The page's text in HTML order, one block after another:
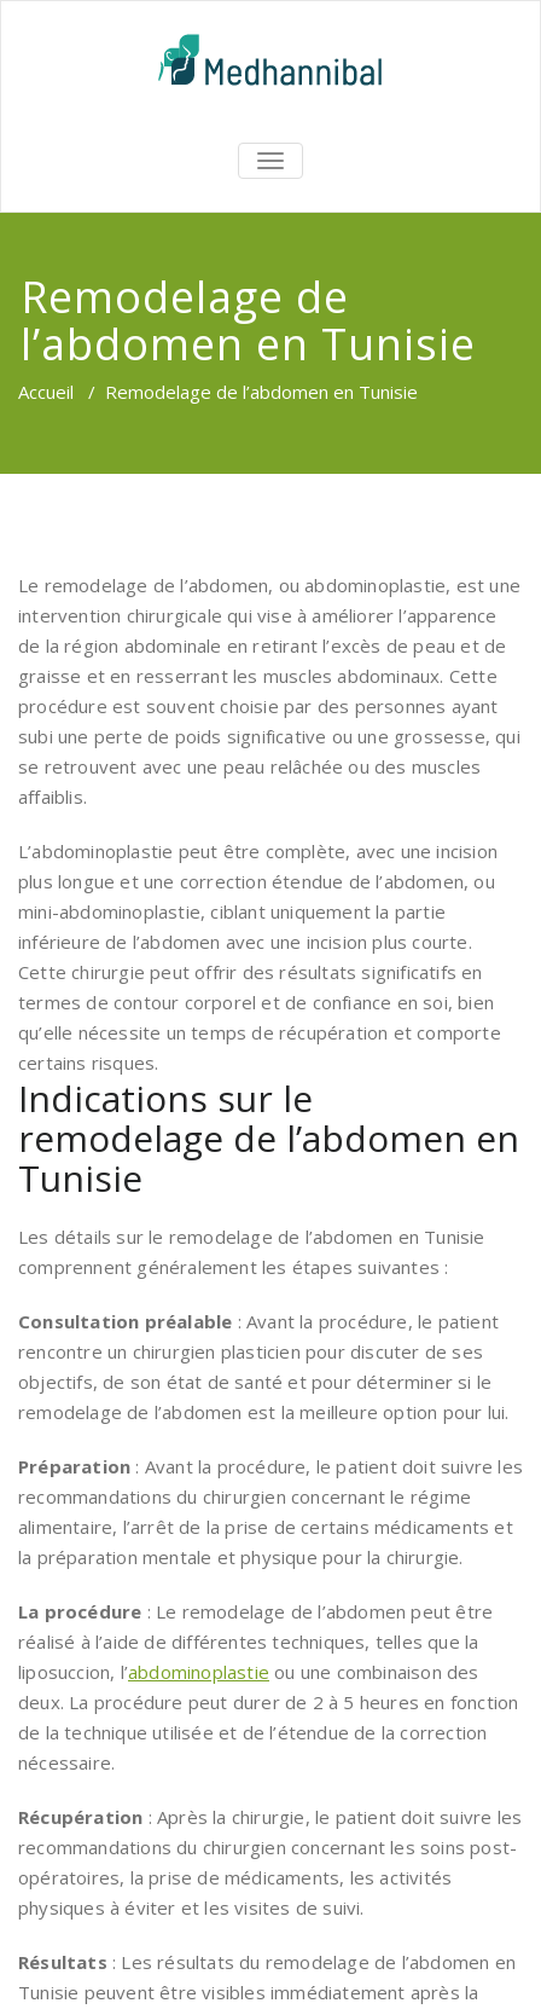
AFFICHER/MASQUER
LA
Remodelage de
l’abdomen en Tunisie
Accueil / Remodelage de l’abdomen en Tunisie
Le remodelage de l’abdomen, ou abdominoplastie, est une
intervention chirurgicale qui vise à améliorer l’apparence
de la région abdominale en retirant l’excès de peau et de
graisse et en resserrant les muscles abdominaux. Cette
procédure est souvent choisie par des personnes ayant
subi une perte de poids significative ou une grossesse, qui
se retrouvent avec une peau relâchée ou des muscles
affaiblis.
L’abdominoplastie peut être complète, avec une incision
plus longue et une correction étendue de l’abdomen, ou
mini-abdominoplastie, ciblant uniquement la partie
inférieure de l’abdomen avec une incision plus courte.
Cette chirurgie peut offrir des résultats significatifs en
termes de contour corporel et de confiance en soi, bien
qu’elle nécessite un temps de récupération et comporte
certains risques.
Indications sur le
remodelage de l’abdomen en
Tunisie
Les détails sur le remodelage de l’abdomen en Tunisie
comprennent généralement les étapes suivantes :
Consultation préalable : Avant la procédure, le patient
rencontre un chirurgien plasticien pour discuter de ses
objectifs, de son état de santé et pour déterminer si le
remodelage de l’abdomen est la meilleure option pour lui.
Préparation : Avant la procédure, le patient doit suivre les
recommandations du chirurgien concernant le régime
alimentaire, l’arrêt de la prise de certains médicaments et
la préparation mentale et physique pour la chirurgie.
La procédure : Le remodelage de l’abdomen peut être
réalisé à l’aide de différentes techniques, telles que la
liposuccion, l’abdominoplastie ou une combinaison des
deux. La procédure peut durer de 2 à 5 heures en fonction
de la technique utilisée et de l’étendue de la correction
nécessaire.
Récupération : Après la chirurgie, le patient doit suivre les
recommandations du chirurgien concernant les soins post-
opératoires, la prise de médicaments, les activités
physiques à éviter et les visites de suivi.
Résultats : Les résultats du remodelage de l’abdomen en
Tunisie peuvent être visibles immédiatement après la